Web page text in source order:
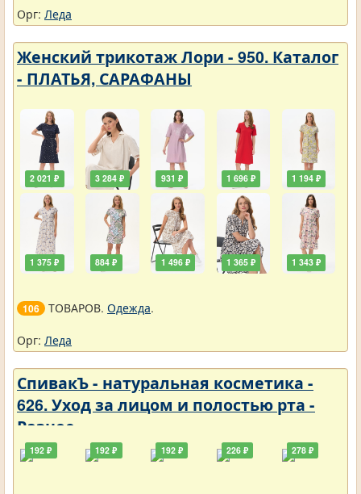
Орг: Леда
Женский трикотаж Лори - 950. Каталог
- ПЛАТЬЯ, САРАФАНЫ
2 021 ₽
1 375 ₽
3 284 ₽
884 ₽
931 ₽
1 496 ₽
1 696 ₽
1 365 ₽
1 194 ₽
1 343 ₽
106 ТОВАРОВ. Одежда.
Орг: Леда
СпивакЪ - натуральная косметика -
626. Уход за лицом и полостью рта -
Разное
192 ₽ 192 ₽ 192 ₽ 226 ₽ 278 ₽